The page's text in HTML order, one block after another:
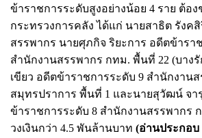
ข้าราชการระดับสูงอย่างน้อย 4 ราย ต้อ
กระทรวงการคลัง ได้แก่ นายสาธิต รังค
สรรพากร นายศุภกิจ ริยะการ อดีตข้ารา
สำนักงานสรรพากร กทม. พื้นที่ 22 (บาง
เขียว อดีตข้าราชการระดับ 9 สำนักงาน
สมุทรปราการ พื้นที่ 1 และนายสุวัฒน์ จ
ข้าราชการระดับ 8 สำนักงานสรรพากร
วงเงินกว่า 4.5 พันล้านบาท (อ่านประกอบ